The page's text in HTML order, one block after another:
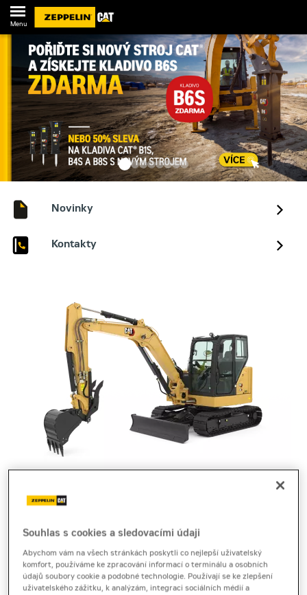
Menu
Novinky
Kontakty
Brožura [2,4 MB] Produktový list [1,0 MB]
Technický list [1,0 MB]
Souhlas s cookies a sledovacími údaji
Abychom vám na všech stránkách poskytli co nejlepší uživatelský
komfort, používáme ke zpracování informací o terminálu a osobních
údajů soubory cookie a podobné technologie. Používají se ke zlepšení
uživatelského zážitku, k analýzám, integraci sociálních médií a